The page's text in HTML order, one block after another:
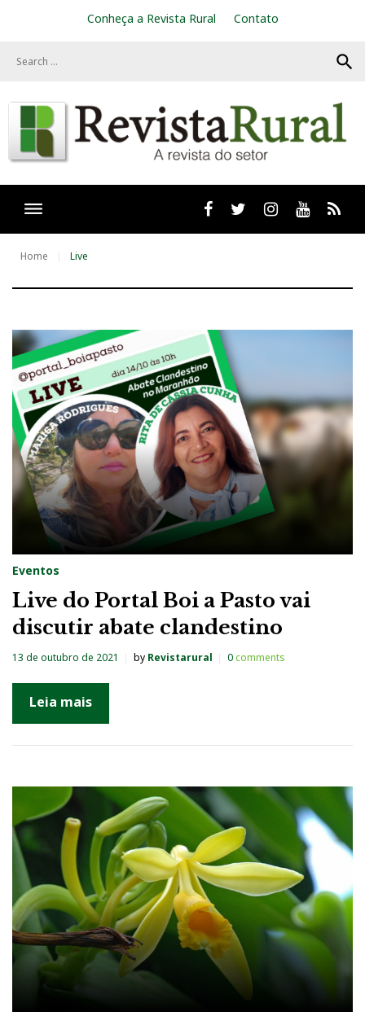
Conheça a Revista Rural Contato
search
Facebooktwitter Instagram
Youtube
Home Live
T
a
g
:
L
i
v
e
Eventos
Live do Portal Boi a Pasto vai
discutir abate clandestino
13 de outubro de 2021 by Revistarural 0comments
Leia mais